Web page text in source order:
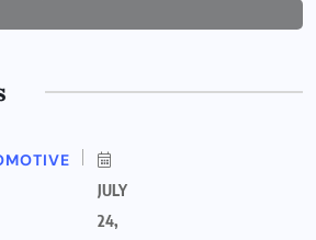
JULY
24,